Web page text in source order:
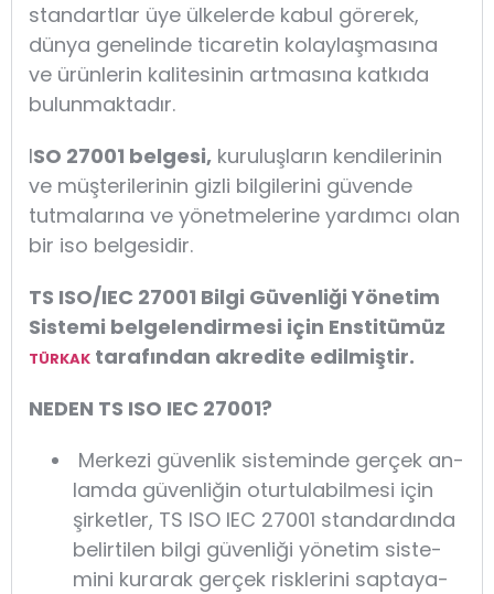
standartlar üye ülkelerde kabul görerek,
dünya genelinde ticaretin kolaylaşmasına
ve ürünlerin kalitesinin artmasına katkıda
bulunmaktadır.
ISO 27001 belgesi, kuruluşların kendilerinin
ve müşterilerinin gizli bilgilerini güvende
tutmalarına ve yönetmelerine yardımcı olan
bir iso belgesidir.
TS ISO/IEC 27001 Bilgi Güvenliği Yönetim
Sistemi belgelendirmesi için Enstitümüz
TÜRKAK tarafından akredite edilmiştir.
NE­DEN TS ISO IEC 27001?
Mer­ke­zi gü­ven­lik sis­te­min­de ger­çek an­
lam­da gü­ven­li­ğin otur­tu­la­bil­me­si için
şirket­ler, TS ISO IEC 27001 standardında
belirtilen bil­gi gü­ven­li­ği yö­ne­tim sis­te­
mi­ni ku­ra­rak ger­çek risk­le­ri­ni sap­ta­ya­